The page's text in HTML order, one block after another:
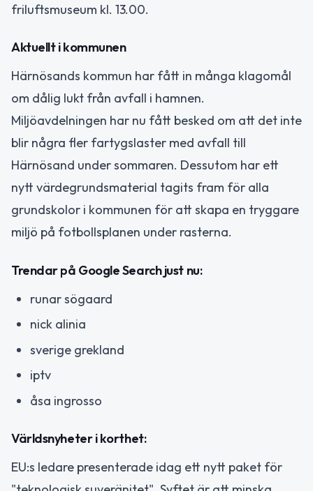
friluftsmuseum kl. 13.00.
Aktuellt i kommunen
Härnösands kommun har fått in många klagomål
om dålig lukt från avfall i hamnen.
Miljöavdelningen har nu fått besked om att det inte
blir några fler fartygslaster med avfall till
Härnösand under sommaren. Dessutom har ett
nytt värdegrundsmaterial tagits fram för alla
grundskolor i kommunen för att skapa en tryggare
miljö på fotbollsplanen under rasterna.
Trendar på Google Search just nu:
runar sögaard
nick alinia
sverige grekland
iptv
åsa ingrosso
Världsnyheter i korthet:
EU:s ledare presenterade idag ett nytt paket för